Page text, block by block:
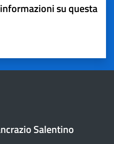
su questa
su 5
5
Salentino